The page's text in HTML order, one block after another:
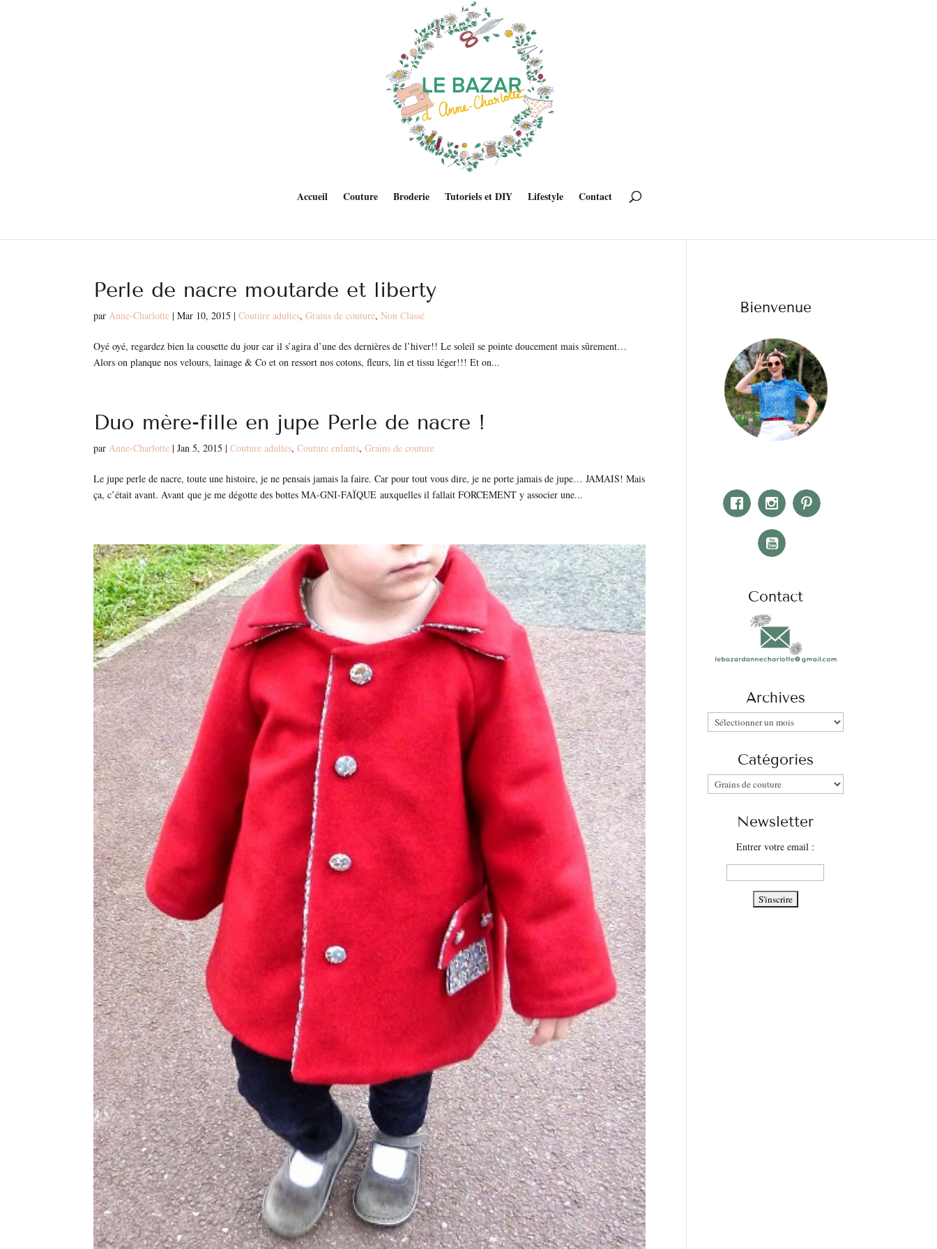
Accueil Couture Broderie Tutoriels et DIY Lifestyle Contact
Perle de nacre moutarde et liberty
parAnne-Charlotte |Mar 10, 2015 |Couture adultes,Grains de couture,Non Classé
Oyé oyé, regardez bien la cousette du jour car il s’agira d’une des dernières de l’hiver!! Le soleil se pointe doucement mais sûrement…
Alors on planque nos velours, lainage & Co et on ressort nos cotons, fleurs, lin et tissu léger!!! Et on...
Duo mère-fille en jupe Perle de nacre !
parAnne-Charlotte |Jan 5, 2015 |Couture adultes,Couture enfants,Grains de couture
Le jupe perle de nacre, toute une histoire, je ne pensais jamais la faire. Car pour tout vous dire, je ne porte jamais de jupe… JAMAIS! Mais
ça, c’était avant. Avant que je me dégotte des bottes MA-GNI-FAÏQUE auxquelles il fallait FORCEMENT y associer une...
Bienvenue
Contact
Archives
Archives
Catégories
Catégories
Newsletter
Entrer votre email :